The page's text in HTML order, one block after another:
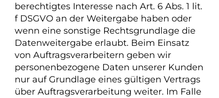
berechtigtes Interesse nach Art. 6 Abs. 1 lit.
f DSGVO an der Weitergabe haben oder
wenn eine sonstige Rechtsgrundlage die
Datenweitergabe erlaubt. Beim Einsatz
von Auftragsverarbeitern geben wir
personenbezogene Daten unserer Kunden
nur auf Grundlage eines gültigen Vertrags
über Auftragsverarbeitung weiter. Im Falle